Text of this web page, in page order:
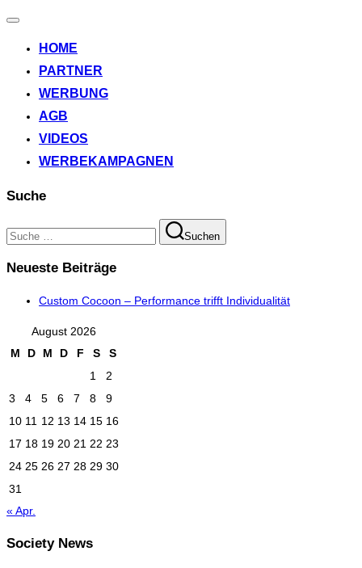
Navigation
HOME
PARTNER
WERBUNG
AGB
VIDEOS
WERBEKAMPAGNEN
Suche
Suchen
nach:
Suchen
Neueste Beiträge
Custom Cocoon – Performance trifft Individualität
August 2026
M
D M D F S
S
1
2
3
4 5 6 7 8
9
10 11 12 13 14 15 16
17 18 19 20 21 22 23
24 25 26 27 28 29 30
31
« Apr.
Society News